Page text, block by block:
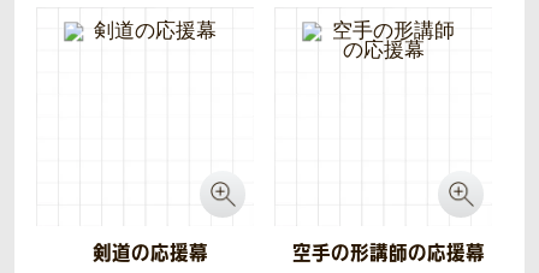
生地：トロマット
生地：トロマット
コンセプト：美しい中にも闘志
剣道の応援幕 空手の形講師の応援幕